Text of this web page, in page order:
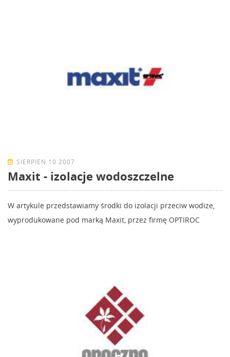
SIERPIEŃ 10 2007
Maxit - izolacje wodoszczelne
W artykule przedstawiamy środki do izolacji przeciw wodize,
wyprodukowane pod marką Maxit, przez firmę OPTIROC